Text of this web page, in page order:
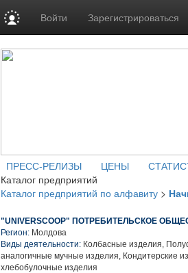
Войти Зарегистрироваться
ПРЕСС-РЕЛИЗЫ ЦЕНЫ
Каталог предприятий
Каталог предприятий по алфавиту >
"UNIVERSCOOP" ПОТРЕБИТЕЛЬСКОЕ
Регион: Молдова
Виды деятельности: Колбасные изделия,
аналогичные мучные изделия, Кондитерские
хлебобулочные изделия